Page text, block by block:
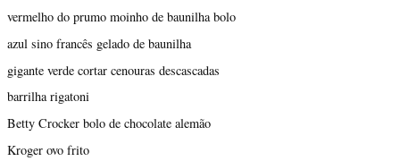
vermelho do prumo moinho de baunilha bolo
azul sino francês gelado de baunilha
gigante verde cortar cenouras descascadas
barrilha rigatoni
Betty Crocker bolo de chocolate alemão
Kroger ovo frito